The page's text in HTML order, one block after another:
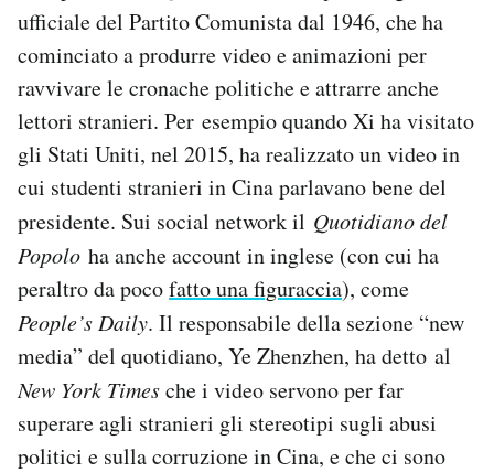
ufficiale del Partito Comunista dal 1946, che ha
cominciato a produrre video e animazioni per
ravvivare le cronache politiche e attrarre anche
lettori stranieri. Per esempio quando Xi ha visitato
gli Stati Uniti, nel 2015, ha realizzato un video in
cui studenti stranieri in Cina parlavano bene del
presidente. Sui social network il Quotidiano del
Popolo ha anche account in inglese (con cui ha
peraltro da pocofatto una figuraccia), come
People’s Daily. Il responsabile della sezione “new
media” del quotidiano, Ye Zhenzhen, ha detto al
New York Timesche i video servono per far
superare agli stranieri gli stereotipi sugli abusi
politici e sulla corruzione in Cina, e che ci sono